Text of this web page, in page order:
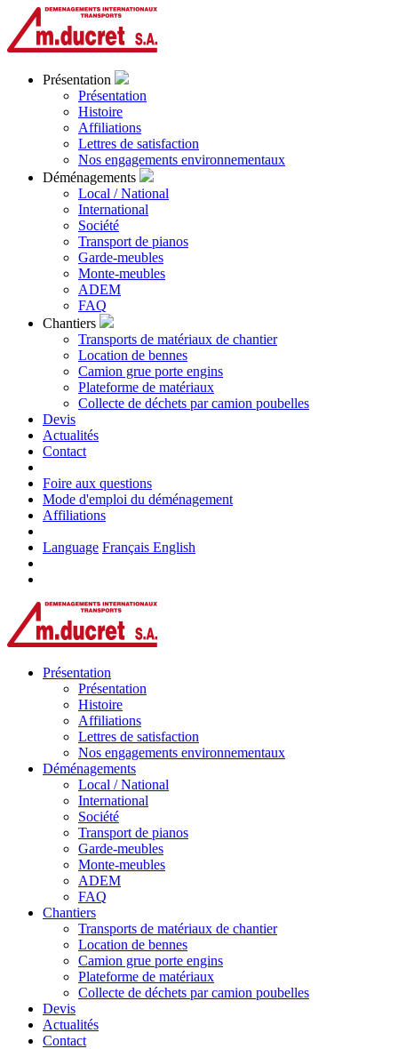
Présentation
Présentation
Histoire
Affiliations
Lettres de satisfaction
Nos engagements environnementaux
Déménagements
Local / National
International
Société
Transport de pianos
Garde-meubles
Monte-meubles
ADEM
FAQ
Chantiers
Transports de matériaux de chantier
Location de bennes
Camion grue porte engins
Plateforme de matériaux
Collecte de déchets par camion poubelles
Devis
Actualités
Contact
Foire aux questions
Mode d'emploi du déménagement
Affiliations
Language Français English
Présentation
Présentation
Histoire
Affiliations
Lettres de satisfaction
Nos engagements environnementaux
Déménagements
Local / National
International
Société
Transport de pianos
Garde-meubles
Monte-meubles
ADEM
FAQ
Chantiers
Transports de matériaux de chantier
Location de bennes
Camion grue porte engins
Plateforme de matériaux
Collecte de déchets par camion poubelles
Devis
Actualités
Contact